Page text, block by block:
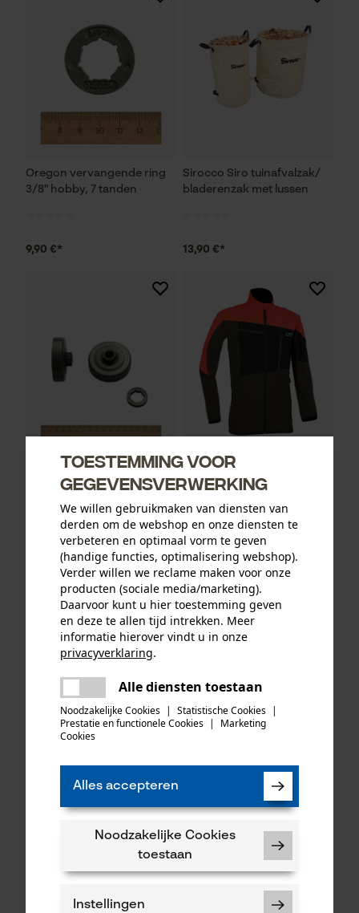
Oregon vervangende ring
3/8" hobby, 7 tanden
9,90 €*
Sirocco Siro tuinafvalzak/
bladerenzak met lussen
13,90 €*
Oregon ringtandwiel 325, 7
tanden incl. aandrijfring bijv.
34,90 €*
PSS functionele jas X-treme
Breeze rood/groen
189,00 €*
gereedschap 905
1 2
Toestemming voor
gegevensverwerking
We willen gebruikmaken van diensten van
derden om de webshop en onze diensten te
verbeteren en optimaal vorm te geven
(handige functies, optimalisering webshop).
Verder willen we reclame maken voor onze
producten (sociale media/marketing).
Daarvoor kunt u hier toestemming geven
en deze te allen tijd intrekken. Meer
informatie hierover vindt u in onze
privacyverklaring.
Alle diensten toestaan
Noodzakelijke Cookies | Statistische Cookies |
Prestatie en functionele Cookies |
Marketing
Cookies
Alles accepteren
Noodzakelijke Cookies
toestaan
Instellingen
Er is een fout opgetreden. Gelieve
het opnieuw te proberen.
delen
mail